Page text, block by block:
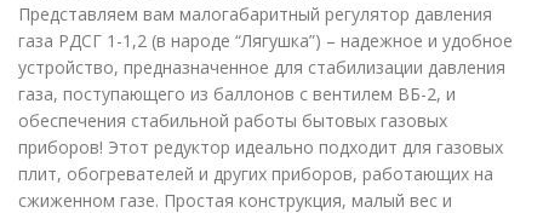
Представляем вам малогабаритный регулятор давления
газа РДСГ 1-1,2 (в народе “Лягушка”) – надежное и удобное
устройство, предназначенное для стабилизации давления
газа, поступающего из баллонов с вентилем ВБ-2, и
обеспечения стабильной работы бытовых газовых
приборов! Этот редуктор идеально подходит для газовых
плит, обогревателей и других приборов, работающих на
сжиженном газе. Простая конструкция, малый вес и